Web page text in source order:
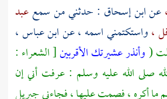
عنابن إسحاق : حدثني من سمععبد
،واستكتمني اسمه ، عنابن عباس ،
(وأنذر عشيرتك الأقربين[ الشعراء :
صلى الله عليه وسلم : عرفت أني إن
ما أكره ، فصمت عليها ، فجاءنيجبريل